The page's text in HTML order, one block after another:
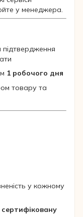
у менеджера.
1 робочого дня
товару та
у кожному